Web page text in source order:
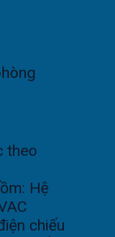
theo
Hệ
chiếu